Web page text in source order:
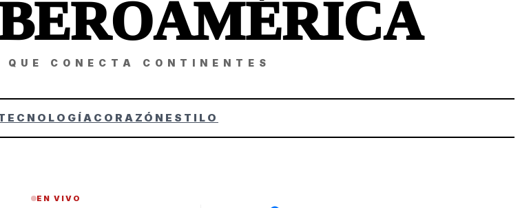
CONECTA CONTINENTES
CORAZÓN ESTILO
EN VIVO